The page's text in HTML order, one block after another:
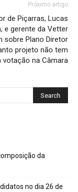
Próximo artigo
de Piçarras, Lucas
e gerente da Vetter
sobre Plano Diretor
projeto não tem
votação na Câmara
da
no dia 26 de